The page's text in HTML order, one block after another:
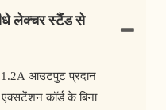
लेक्चर स्टैंड से
आउटपुट प्रदान
कॉर्ड के बिना